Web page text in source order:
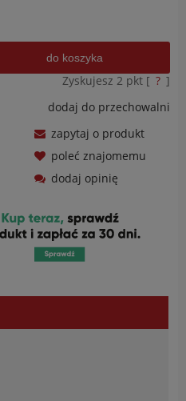
do koszyka
Zyskujesz 2 pkt [ ? ]
dodaj do przechowalni
zapytaj o produkt
poleć znajomemu
dodaj opinię